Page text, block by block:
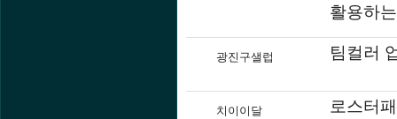
활용하
광진구샐럽 팀컬러
치이이달 로스터